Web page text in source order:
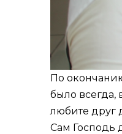
По
было всегда,
любите друг
Сам Господь